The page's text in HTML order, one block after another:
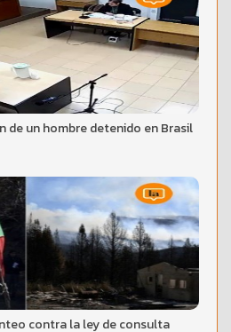
de un hombre detenido en Brasil
contra la ley de consulta